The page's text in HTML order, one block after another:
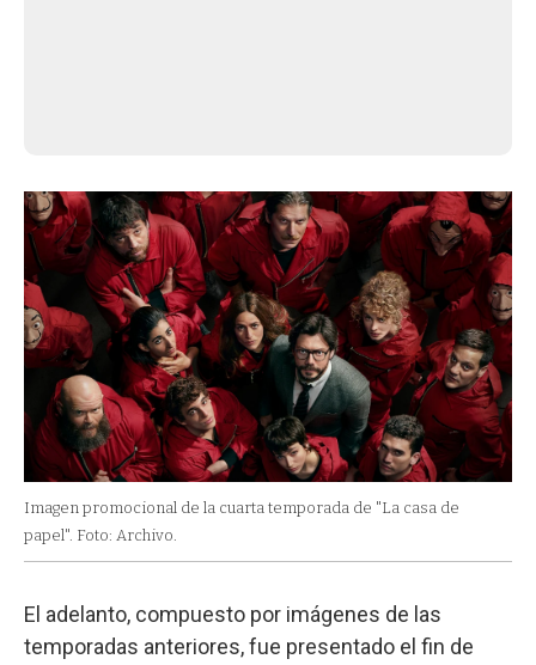
Imagen promocional de la cuarta temporada de "La casa de
papel". Foto: Archivo.
El adelanto, compuesto por imágenes de las
temporadas anteriores, fue presentado el fin de